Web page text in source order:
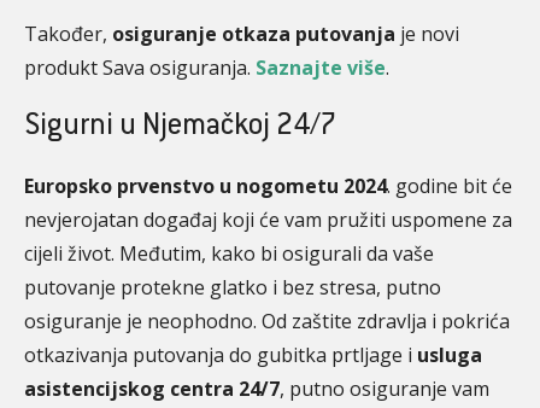
Također, osiguranje otkaza putovanja je novi
produkt Sava osiguranja. Saznajte više.
Sigurni u Njemačkoj 24/7
Europsko prvenstvo u nogometu 2024. godine bit će
nevjerojatan događaj koji će vam pružiti uspomene za
cijeli život. Međutim, kako bi osigurali da vaše
putovanje protekne glatko i bez stresa, putno
osiguranje je neophodno. Od zaštite zdravlja i pokrića
otkazivanja putovanja do gubitka prtljage i usluga
asistencijskog centra 24/7, putno osiguranje vam